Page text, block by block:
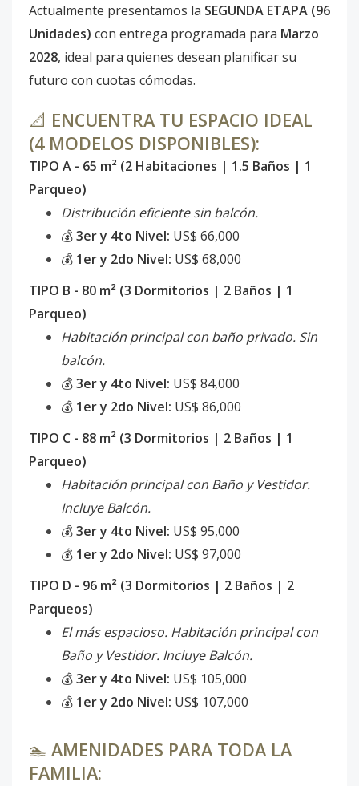
Actualmente presentamos la SEGUNDA ETAPA (96
Unidades) con entrega programada para Marzo
2028, ideal para quienes desean planificar su
futuro con cuotas cómodas.
📐 ENCUENTRA TU ESPACIO IDEAL
(4 MODELOS DISPONIBLES):
TIPO A - 65 m² (2 Habitaciones | 1.5 Baños | 1
Parqueo)
Distribución eficiente sin balcón.
💰3er y 4to Nivel: US$ 66,000
💰 1er y 2do Nivel: US$ 68,000
TIPO B - 80 m² (3 Dormitorios | 2 Baños | 1
Parqueo)
Habitación principal con baño privado. Sin
balcón.
💰3er y 4to Nivel: US$ 84,000
💰 1er y 2do Nivel: US$ 86,000
TIPO C - 88 m² (3 Dormitorios | 2 Baños | 1
Parqueo)
Habitación principal con Baño y Vestidor.
Incluye Balcón.
💰3er y 4to Nivel: US$ 95,000
💰 1er y 2do Nivel: US$ 97,000
TIPO D - 96 m² (3 Dormitorios | 2 Baños | 2
Parqueos)
El más espacioso. Habitación principal con
Baño y Vestidor. Incluye Balcón.
💰3er y 4to Nivel: US$ 105,000
💰 1er y 2do Nivel: US$ 107,000
🏊 AMENIDADES PARA TODA LA
FAMILIA: